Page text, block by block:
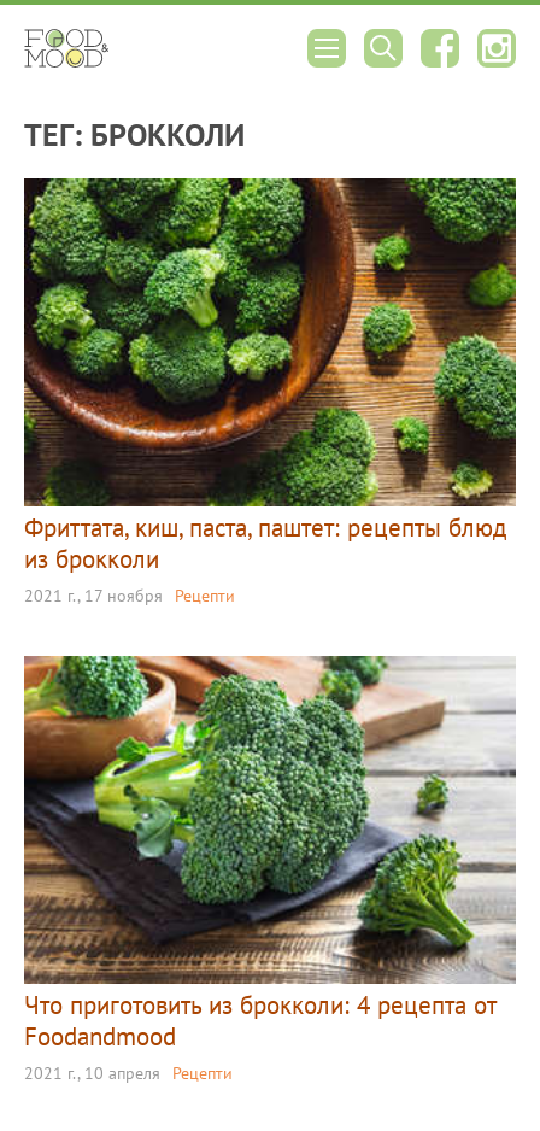
ТЕГ: БРОККОЛИ
Фриттата, киш, паста, паштет: рецепты блюд
из брокколи
2021 г., 17 ноября Рецепти
Что приготовить из брокколи: 4 рецепта от
Foodandmood
2021 г., 10 апреля Рецепти